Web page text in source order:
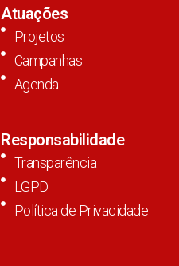
Atuações
Projetos
Campanhas
Agenda
Responsabilidade
Transparência
LGPD
Política de Privacidade